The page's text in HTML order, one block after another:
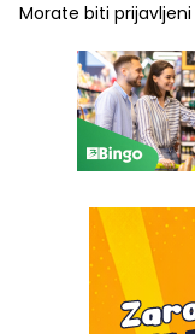
Morate biti prijavljeni